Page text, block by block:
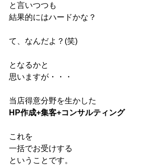
と言いつつも
結果的にはハードかな？
て、なんだよ？(笑)
となるかと
思いますが・・・
当店得意分野を生かした
HP作成+集客+コンサルティング
これを
一括でお受けする
ということです。